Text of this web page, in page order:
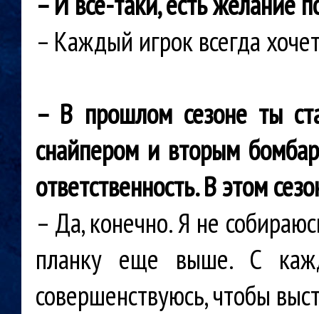
– Каждый игрок всегда
– В прошлом сезоне ты
снайпером и вторым
ответственность. В этом
– Да, конечно. Я не
планку еще выше. С
совершенствуюсь, чтобы